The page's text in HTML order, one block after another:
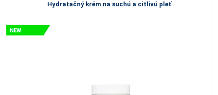
Hydratačný krém na suchú a citlivú pleť